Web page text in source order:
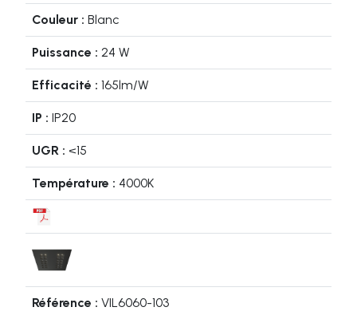
Blanc
24 W
165lm/W
IP20
<15
4000K
VIL6060-103